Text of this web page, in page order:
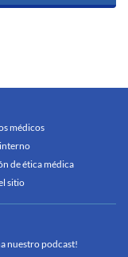
médicos
de ética médica
sitio
nuestro podcast!